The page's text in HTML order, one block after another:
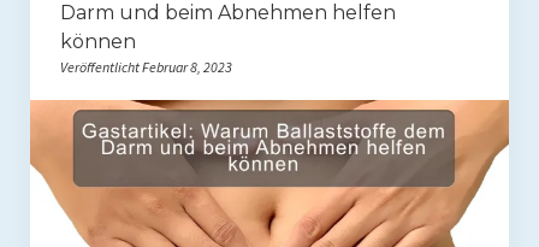
Redner
Impressum
Haftungsausschluss
Datenschutzerklärung
Darm und beim Abnehmen helfen
können
Veröffentlicht Februar 8, 2023